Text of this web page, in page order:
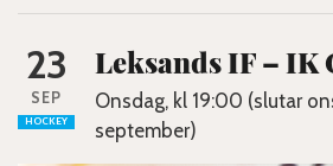
23
SEP
HOCKEY
Leksands IF – IK
Onsdag, kl 19:00 (slutar
september)